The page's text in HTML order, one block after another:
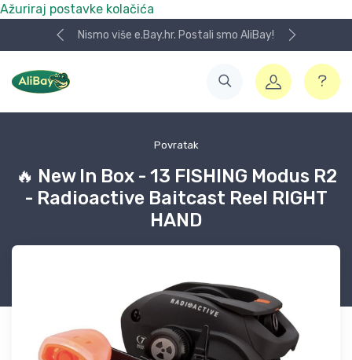
Ažuriraj postavke kolačića
Nismo više e.Bay.hr. Postali smo AliBay!
Povratak
🔥 New In Box - 13 FISHING Modus R2
- Radioactive Baitcast Reel RIGHT
HAND